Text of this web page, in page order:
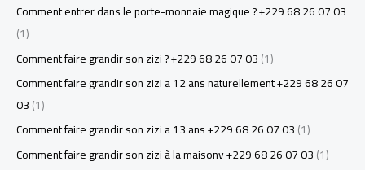
Comment entrer dans le porte-monnaie magique ? +229 68 26 07 03
(1)
Comment faire grandir son zizi ? +229 68 26 07 03(1)
Comment faire grandir son zizi a 12 ans naturellement +229 68 26 07
03(1)
Comment faire grandir son zizi a 13 ans +229 68 26 07 03(1)
Comment faire grandir son zizi à la maisonv +229 68 26 07 03(1)